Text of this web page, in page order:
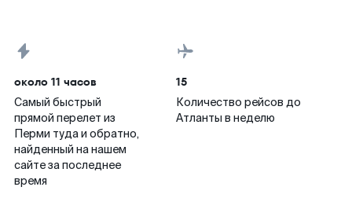
около 11 часов
Самый быстрый
прямой перелет из
Перми туда и обратно,
найденный на нашем
сайте за последнее
время
15
Количество рейсов до
Атланты в неделю